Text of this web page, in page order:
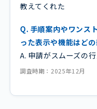
教えてくれた
Q. 手順案内やワンス
った表示や機能はど
A. 申請がスムーズの
調査時期：2025年12月